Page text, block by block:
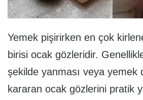
Yemek pişirirken en çok
birisi ocak gözleridir.
şekilde yanması veya yemek
kararan ocak gözlerini pratik